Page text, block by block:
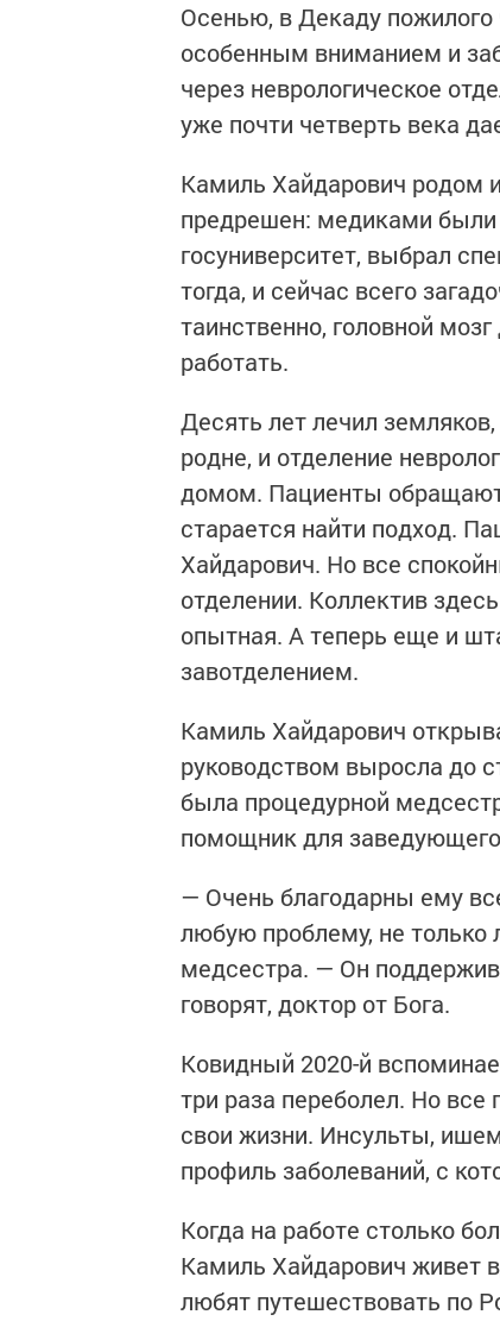
Осенью, в Декаду пожилого
особенным вниманием и
через неврологическое
уже почти четверть века
Камиль Хайдарович родом
предрешен: медиками были
госуниверситет, выбрал
тогда, и сейчас всего
таинственно, головной
работать.
Десять лет лечил
родне, и отделение
домом. Пациенты
старается найти подход.
Хайдарович. Но все
отделении. Коллектив
опытная. А теперь еще и
завотделением.
Камиль Хайдарович
руководством выросла до
была процедурной
помощник для
— Очень благодарны ему
любую проблему, не
медсестра. — Он
говорят, доктор от Бога.
Ковидный 2020-й
три раза переболел. Но
свои жизни. Инсульты,
профиль заболеваний, с
Когда на работе столько
Камиль Хайдарович живет
любят путешествовать по